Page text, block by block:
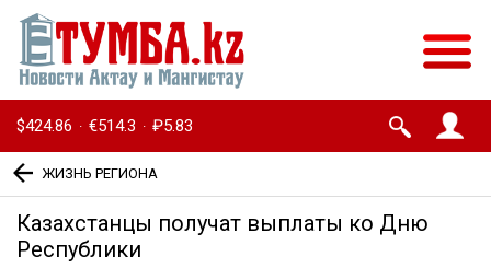
$424.86 · €514.3 · ₽5.83
ЖИЗНЬ РЕГИОНА
Казахстанцы получат выплаты ко Дню
Республики